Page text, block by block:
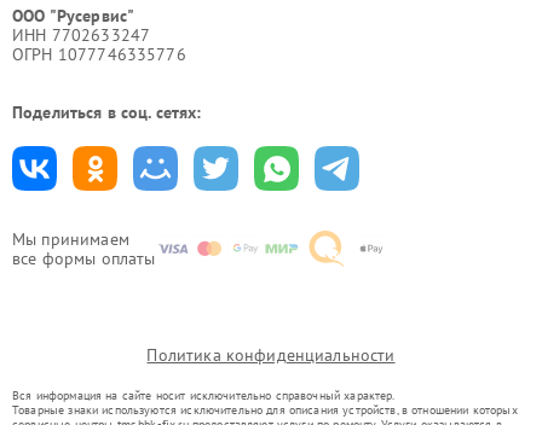
Мы принимаем
все формы оплаты
ООО "Русервис"
ИНН 7702633247
ОГРН 1077746335776
Поделиться в соц. сетях:
Политика конфиденциальности
Вся информация на сайте носит исключительно справочный характер.
Товарные знаки используются исключительно для описания устройств, в отношении которых